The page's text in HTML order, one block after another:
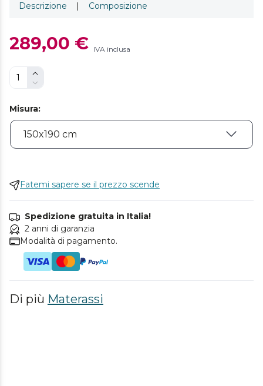
Descrizione | Composizione
289,00 € IVA inclusa
Misura:
Fatemi sapere se il prezzo scende
Spedizione gratuita in Italia!
2 anni di garanzia
Modalità di pagamento.
Di più Materassi